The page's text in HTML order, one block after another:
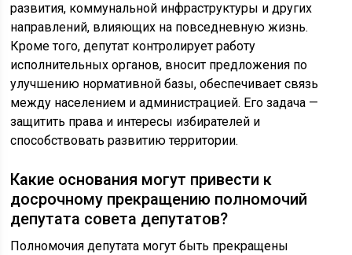
развития, коммунальной инфраструктуры и других
направлений, влияющих на повседневную жизнь.
Кроме того, депутат контролирует работу
исполнительных органов, вносит предложения по
улучшению нормативной базы, обеспечивает связь
между населением и администрацией. Его задача —
защитить права и интересы избирателей и
способствовать развитию территории.
Какие основания могут привести к
досрочному прекращению полномочий
депутата совета депутатов?
Полномочия депутата могут быть прекращены